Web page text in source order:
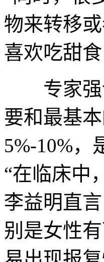
物来转移
喜欢吃甜
专家强
要和最基
5%-10%，
“在临床中
李益明直
别是女性